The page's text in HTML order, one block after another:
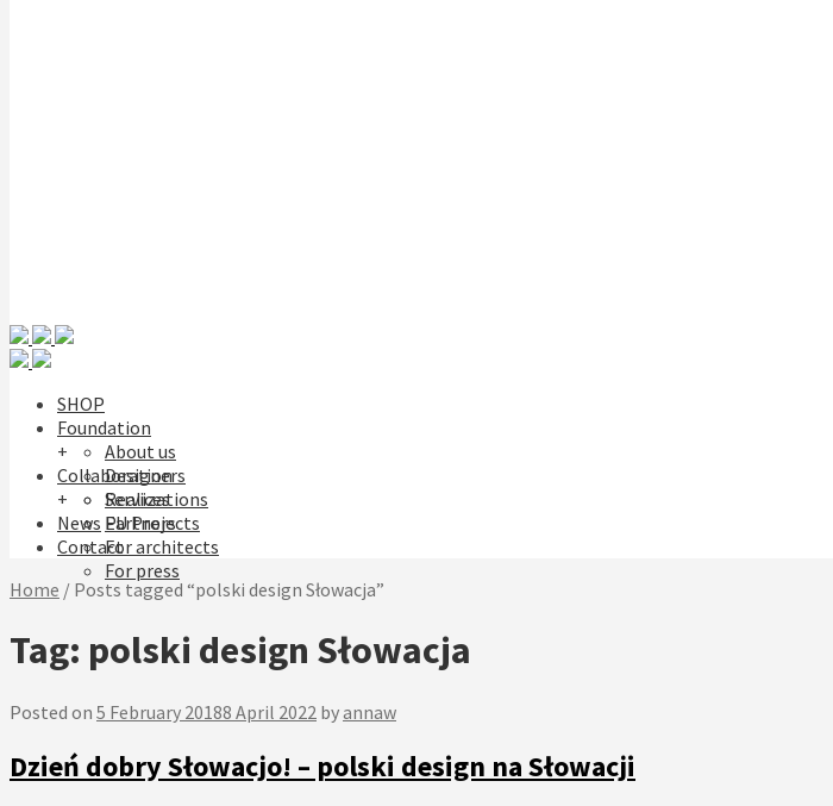
SHOP
Foundation
About us
Designers
Realizations
EU Projects
+
Collaboration
Services
Partners
For architects
For press
+
News
Contact
Home / Posts tagged “polski design Słowacja”
Tag: polski design Słowacja
Posted on 5 February 20188 April 2022 byannaw
Dzień dobry Słowacjo! – polski design na Słowacji